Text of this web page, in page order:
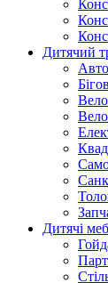
Дитячий
Дитячі